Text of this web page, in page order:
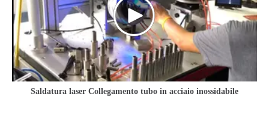
Saldatura laser Collegamento tubo in acciaio inossidabile